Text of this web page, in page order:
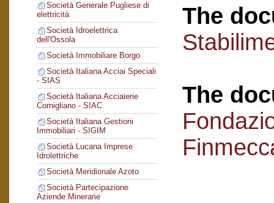
Società Generale Pugliese di
elettricità
Società Idroelettrica
dell'Ossola
Società Immobiliare Borgo
Società Italiana Acciai Speciali
- SIAS
Società Italiana Acciaierie
Cornigliano - SIAC
Società Italiana Gestioni
Immobiliari - SIGIM
Società Lucana Imprese
Idrolettriche
Società Meridionale Azoto
Società Partecipazione
Aziende Minerarie
The
The